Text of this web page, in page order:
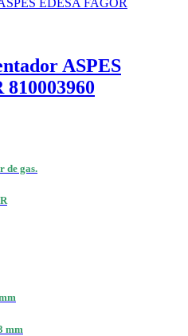
ASPES
de gas.
mm